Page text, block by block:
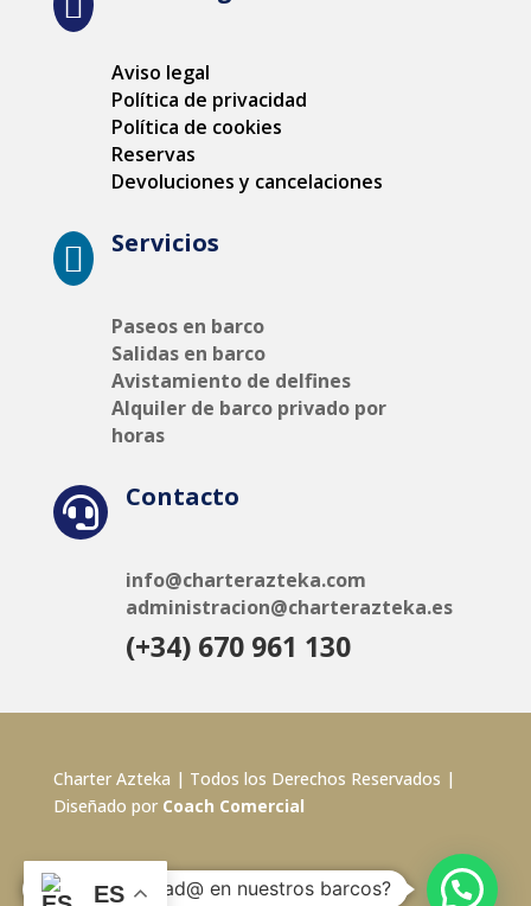
Aviso legal
Política de privacidad
Política de cookies
Reservas
Devoluciones y cancelaciones
 Servicios
Paseos en barco
Salidas en barco
Avistamiento de delfines
Alquiler de barco privado por
horas
 Contacto
info@charterazteka.com
administracion@charterazteka.es
(+34) 670 961 130
Charter Azteka | Todos los Derechos Reservados |
Diseñado por Coach Comercial
ES
¿Estás interesad@ en nuestros barcos?